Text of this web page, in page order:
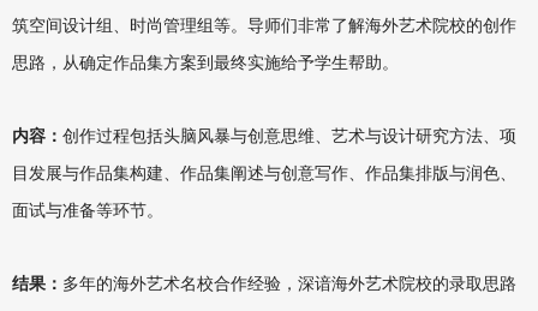
筑空间设计组、时尚管理组等。导师们非常了解海外艺术院校的创作
思路，从确定作品集方案到最终实施给予学生帮助。
内容： 创作过程包括头脑风暴与创意思维、艺术与设计研究方法、项
目发展与作品集构建、作品集阐述与创意写作、作品集排版与润色、
面试与准备等环节。
结果： 多年的海外艺术名校合作经验，深谙海外艺术院校的录取思路